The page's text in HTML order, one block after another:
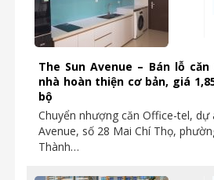
The Sun Avenue – Bán lỗ
nhà hoàn thiện cơ bản, giá
bộ
Chuyển nhượng căn Office-tel, dự
Avenue, số 28 Mai Chí Thọ,
Thành…